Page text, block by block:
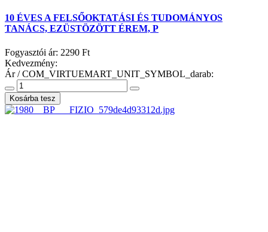
10 ÉVES A FELSŐOKTATÁSI ÉS TUDOMÁNYOS
TANÁCS, EZÜSTÖZÖTT ÉREM, P
Fogyasztói ár: 2290 Ft
Kedvezmény:
Ár / COM_VIRTUEMART_UNIT_SYMBOL_darab: